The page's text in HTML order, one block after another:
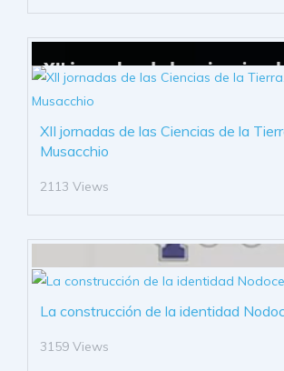
XII jornadas de las Ciencias de la
Musacchio
2113 Views
La construcción de la identidad
3159 Views